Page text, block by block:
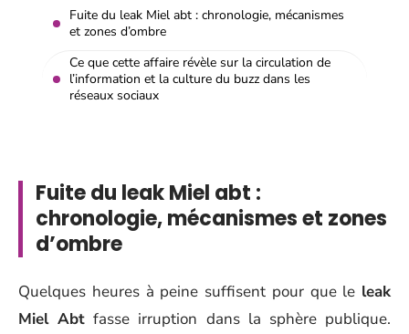
Fuite du leak Miel abt : chronologie, mécanismes
et zones d’ombre
Ce que cette affaire révèle sur la circulation de
l’information et la culture du buzz dans les
réseaux sociaux
Fuite du leak Miel abt :
chronologie, mécanismes et zones
d’ombre
Quelques heures à peine suffisent pour que le leak
Miel Abt fasse irruption dans la sphère publique.